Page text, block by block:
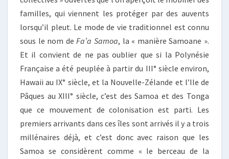
familles, qui viennent les protéger par des auvents
lorsqu’il pleut. Le mode de vie traditionnel est connu
sous le nom deFa’a Samoa, la « manière Samoane ».
Et il convient de ne pas oublier que si la Polynésie
Française a été peuplée à partir du III° siècle environ,
Hawaii au IX° siècle, et la Nouvelle-Zélande et l’Ile de
Pâques au XIII° siècle, c’est des Samoa et des Tonga
que ce mouvement de colonisation est parti. Les
premiers arrivants dans ces îles sont arrivés il y a trois
millénaires déjà, et c’est donc avec raison que les
Samoa se considèrent comme « le berceau de la